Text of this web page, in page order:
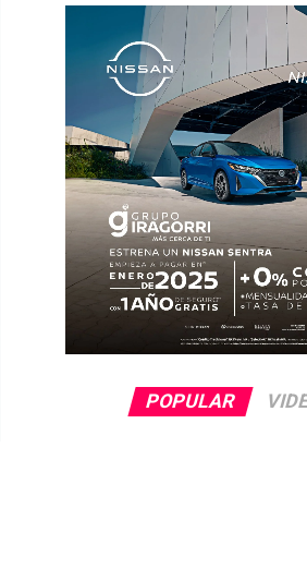
POPULAR